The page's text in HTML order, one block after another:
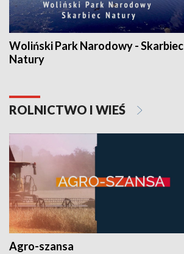
Woliński Park Narodowy - Skarbiec
Natury
ROLNICTWO I WIEŚ
Agro-szansa